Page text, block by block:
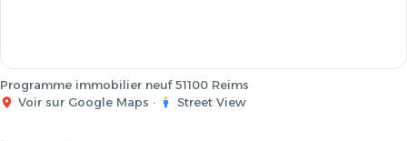
Programme immobilier neuf 51100 Reims
Voir sur Google Maps · Street View